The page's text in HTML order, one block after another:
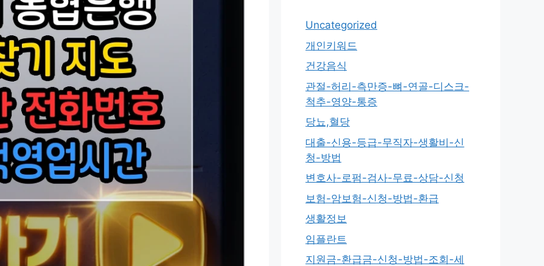
Uncategorized
개인키워드
건강음식
관절-허리-측만증-뼈-연골-디스크-
척추-영양-통증
당뇨,혈당
대출-신용-등급-무직자-생활비-신
청-방법
변호사-로펌-검사-무료-상담-신청
보험-암보험-신청-방법-환급
생활정보
임플란트
지원금-환급금-신청-방법-조회-세